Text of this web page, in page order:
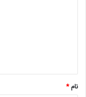
*
نام*